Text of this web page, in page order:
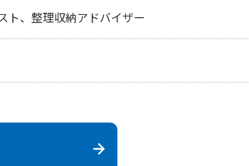
ト、整理収納アドバイザー